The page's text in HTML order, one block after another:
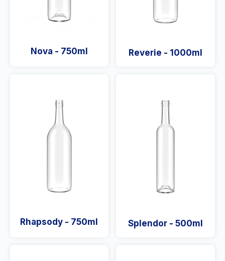
Nova - 750ml Reverie - 1000ml
Rhapsody - 750ml Splendor - 500ml